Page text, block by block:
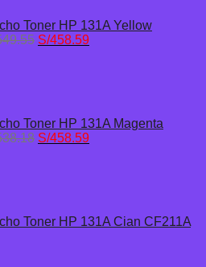
Toner HP 131A Yellow
El
S/458.59El
Toner HP 131A Magenta
El
S/458.59El
Toner HP 131A Cian CF211A